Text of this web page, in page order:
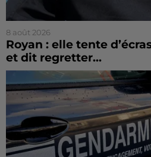
8 août 2026
Royan : elle tente
et dit regretter...